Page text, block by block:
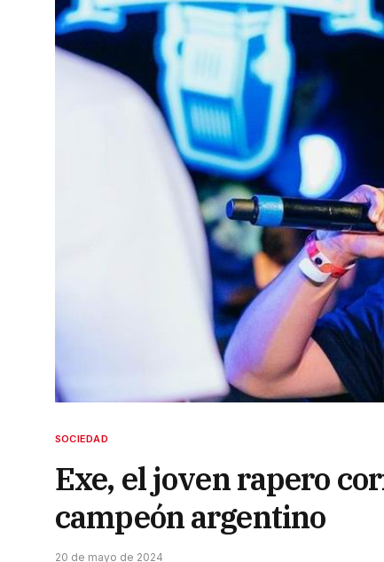
SOCIEDAD
Exe, el joven rapero
campeón argentino
20 de mayo de 2024